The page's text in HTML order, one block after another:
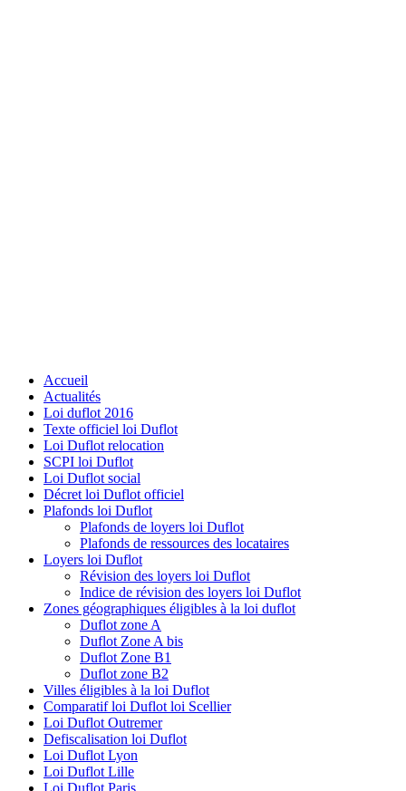
Accueil
Actualités
Loi duflot 2016
Texte officiel loi Duflot
Loi Duflot relocation
SCPI loi Duflot
Loi Duflot social
Décret loi Duflot officiel
Plafonds loi Duflot
Plafonds de loyers loi Duflot
Plafonds de ressources des locataires
Loyers loi Duflot
Révision des loyers loi Duflot
Indice de révision des loyers loi Duflot
Zones géographiques éligibles à la loi duflot
Duflot zone A
Duflot Zone A bis
Duflot Zone B1
Duflot zone B2
Villes éligibles à la loi Duflot
Comparatif loi Duflot loi Scellier
Loi Duflot Outremer
Defiscalisation loi Duflot
Loi Duflot Lyon
Loi Duflot Lille
Loi Duflot Paris